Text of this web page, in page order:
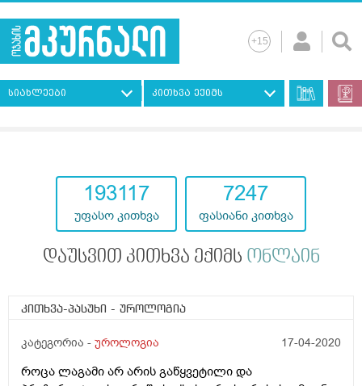
სიახლეები კითხვა ექიმს
193117
უფასო კითხვა
7247
ფასიანი კითხვა
დაუსვით კითხვა ექიმს ონლაინ
კითხვა-პასუხი - უროლოგია
კატეგორია - უროლოგია 17-04-2020
როცა ლაგამი არ არის გაწყვეტილი და